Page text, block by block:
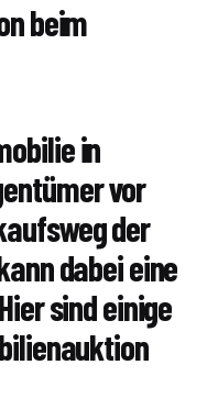
beim
in
vor
der
dabei eine
sind einige